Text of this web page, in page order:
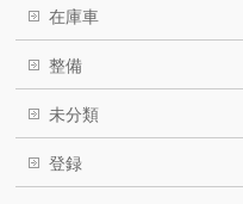
在庫車
整備
未分類
登録